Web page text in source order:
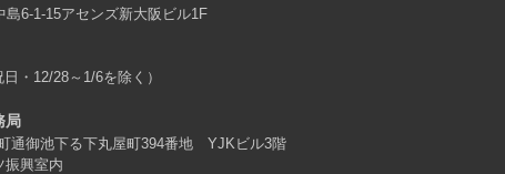
6-1-15アセンズ新大阪ビル1F
・12/28～1/6を除く）
局
通御池下る下丸屋町394番地 YJKビル3階
振興室内